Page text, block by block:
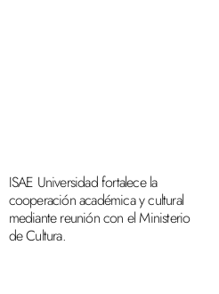
ISAE Universidad fortalece la
cooperación académica y cultural
mediante reunión con el Ministerio
de Cultura.